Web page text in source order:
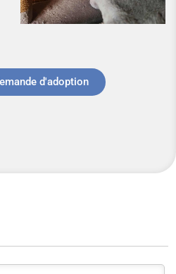
d'adoption